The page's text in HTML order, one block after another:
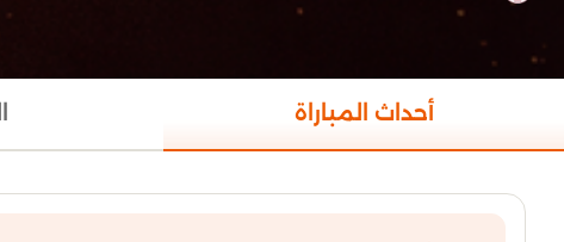
أحداث المباراة